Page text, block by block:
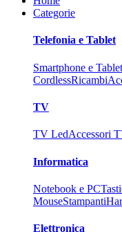
Categorie
Telefonia e Tablet
Smartphone e Tablet
CordlessRicambi
TV
TV LedAccessori
Informatica
Notebook e PC
MouseStampanti
Elettronica